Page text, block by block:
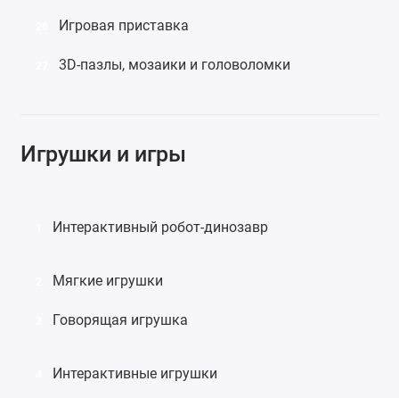
Игровая приставка
3D-пазлы, мозаики и головоломки
Игрушки и игры
Интерактивный робот-динозавр
Мягкие игрушки
Говорящая игрушка
Интерактивные игрушки